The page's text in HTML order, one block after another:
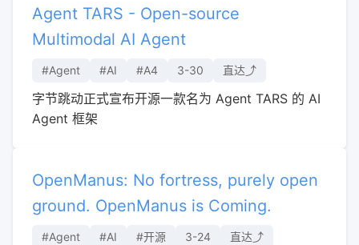
Agent TARS - Open-source
Multimodal AI Agent
#Agent #AI #A4 3-30 直达⤴︎
字节跳动正式宣布开源一款名为 Agent TARS 的 AI
Agent 框架
OpenManus: No fortress, purely open
ground. OpenManus is Coming.
#Agent #AI #开源 3-24 直达⤴︎